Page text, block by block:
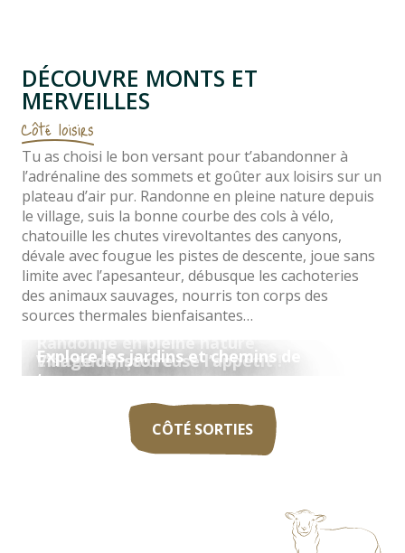
DÉCOUVRE MONTS ET
MERVEILLES
Côté loisirs
Tu as choisi le bon versant pour t’abandonner à
l’adrénaline des sommets et goûter aux loisirs sur un
plateau d’air pur. Randonne en pleine nature depuis
le village, suis la bonne courbe des cols à vélo,
chatouille les chutes virevoltantes des canyons,
dévale avec fougue les pistes de descente, joue sans
limite avec l’apesanteur, débusque les cachoteries
des animaux sauvages, nourris ton corps des
sources thermales bienfaisantes…
Randonne en pleine nature
L’altitude, ça creuse l’appétit !
Village d’histoire
Explore les jardins et chemins de
traverse
CÔTÉ SORTIES